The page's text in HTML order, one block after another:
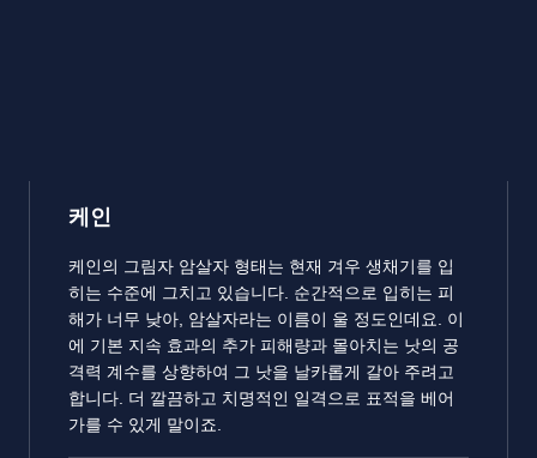
케인
케인의 그림자 암살자 형태는 현재 겨우 생채기를 입
히는 수준에 그치고 있습니다. 순간적으로 입히는 피
해가 너무 낮아, 암살자라는 이름이 울 정도인데요. 이
에 기본 지속 효과의 추가 피해량과 몰아치는 낫의 공
격력 계수를 상향하여 그 낫을 날카롭게 갈아 주려고
합니다. 더 깔끔하고 치명적인 일격으로 표적을 베어
가를 수 있게 말이죠.